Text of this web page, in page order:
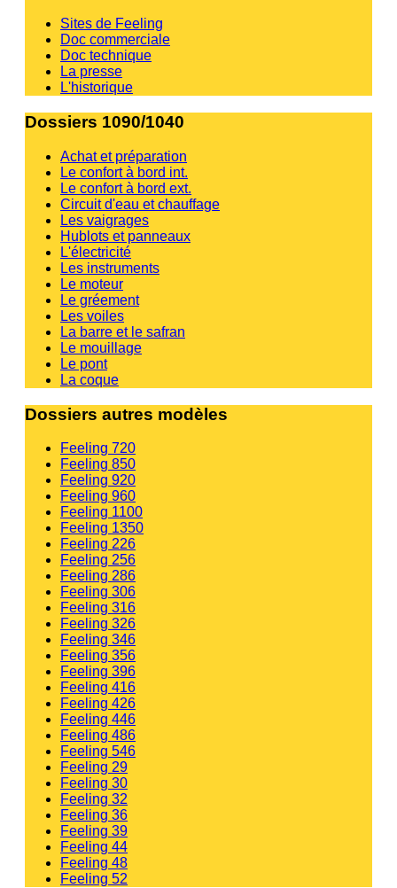
Sites de Feeling
Doc commerciale
Doc technique
La presse
L'historique
Dossiers 1090/1040
Achat et préparation
Le confort à bord int.
Le confort à bord ext.
Circuit d'eau et chauffage
Les vaigrages
Hublots et panneaux
L'électricité
Les instruments
Le moteur
Le gréement
Les voiles
La barre et le safran
Le mouillage
Le pont
La coque
Dossiers autres modèles
Feeling 720
Feeling 850
Feeling 920
Feeling 960
Feeling 1100
Feeling 1350
Feeling 226
Feeling 256
Feeling 286
Feeling 306
Feeling 316
Feeling 326
Feeling 346
Feeling 356
Feeling 396
Feeling 416
Feeling 426
Feeling 446
Feeling 486
Feeling 546
Feeling 29
Feeling 30
Feeling 32
Feeling 36
Feeling 39
Feeling 44
Feeling 48
Feeling 52